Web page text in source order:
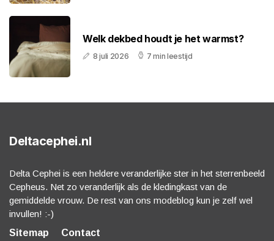
Welk dekbed houdt je het warmst?
8 juli 2026 7 min leestijd
Deltacephei.nl
Delta Cephei is een heldere veranderlijke ster in het sterrenbeeld
Cepheus. Net zo veranderlijk als de kledingkast van de
gemiddelde vrouw. De rest van ons modeblog kun je zelf wel
invullen! :-)
Sitemap
Contact